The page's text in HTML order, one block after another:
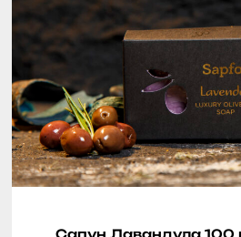
Сапун Лавандула 100